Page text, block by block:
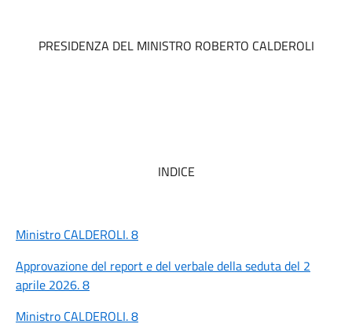
PRESIDENZA DEL MINISTRO ROBERTO CALDEROLI
INDICE
Ministro CALDEROLI.8
Approvazione del report e del verbale della seduta del 2
aprile 2026.8
Ministro CALDEROLI.8